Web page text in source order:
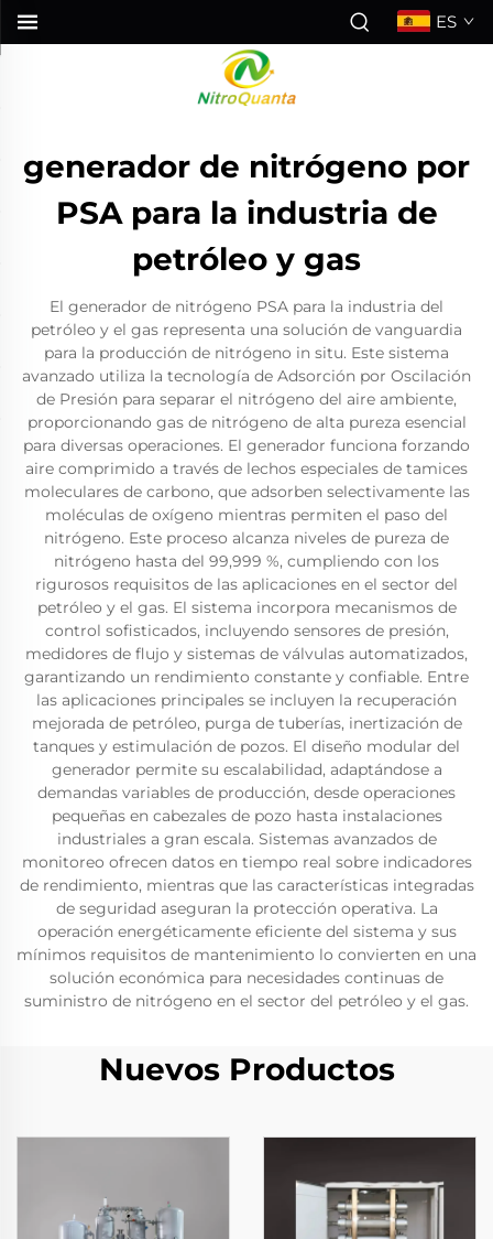
ES
generador de nitrógeno por
PSA para la industria de
petróleo y gas
El generador de nitrógeno PSA para la industria del
petróleo y el gas representa una solución de vanguardia
para la producción de nitrógeno in situ. Este sistema
avanzado utiliza la tecnología de Adsorción por Oscilación
de Presión para separar el nitrógeno del aire ambiente,
proporcionando gas de nitrógeno de alta pureza esencial
para diversas operaciones. El generador funciona forzando
aire comprimido a través de lechos especiales de tamices
moleculares de carbono, que adsorben selectivamente las
moléculas de oxígeno mientras permiten el paso del
nitrógeno. Este proceso alcanza niveles de pureza de
nitrógeno hasta del 99,999 %, cumpliendo con los
rigurosos requisitos de las aplicaciones en el sector del
petróleo y el gas. El sistema incorpora mecanismos de
control sofisticados, incluyendo sensores de presión,
medidores de flujo y sistemas de válvulas automatizados,
garantizando un rendimiento constante y confiable. Entre
las aplicaciones principales se incluyen la recuperación
mejorada de petróleo, purga de tuberías, inertización de
tanques y estimulación de pozos. El diseño modular del
generador permite su escalabilidad, adaptándose a
demandas variables de producción, desde operaciones
pequeñas en cabezales de pozo hasta instalaciones
industriales a gran escala. Sistemas avanzados de
monitoreo ofrecen datos en tiempo real sobre indicadores
de rendimiento, mientras que las características integradas
de seguridad aseguran la protección operativa. La
operación energéticamente eficiente del sistema y sus
mínimos requisitos de mantenimiento lo convierten en una
solución económica para necesidades continuas de
suministro de nitrógeno en el sector del petróleo y el gas.
Nuevos Productos